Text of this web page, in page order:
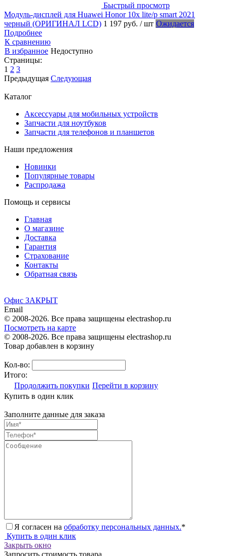
Быстрый просмотр
Модуль-дисплей для Huawei Honor 10x lite/p smart 2021
черный (ОРИГИНАЛ LCD) 1 197 руб. / шт Ожидается
Подробнее
К сравнению
В избранное Недоступно
Страницы:
1 2 3
Предыдущая Следующая
Каталог
Аксессуары для мобильных устройств
Запчасти для ноутбуков
Запчасти для телефонов и планшетов
Наши предложения
Новинки
Популярные товары
Распродажа
Помощь и сервисы
Главная
О магазине
Доставка
Гарантия
Страхование
Контакты
Обратная связь
Офис ЗАКРЫТ
Email
© 2008-2026. Все права защищены electrashop.ru
Посмотреть на карте
© 2008-2026. Все права защищены electrashop.ru
Товар добавлен в корзину
Кол-во:
Итого:
Продолжить покупки Перейти в корзину
Купить в один клик
Заполните данные для заказа
Я согласен на обработку персональных данных.*
Купить в один клик
Закрыть окно
Запросить стоимость товара